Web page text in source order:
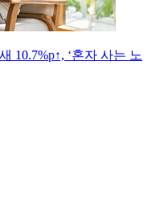
10.7%p↑, ‘혼자 사는 노